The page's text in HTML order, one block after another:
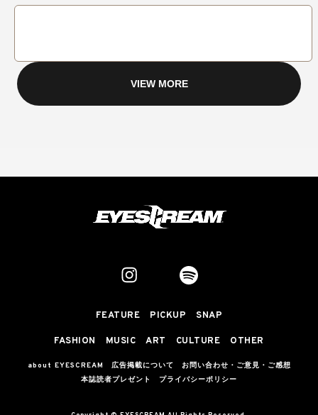
VIEW MORE
FEATURE PICKUP SNAP
FASHION MUSIC ART CULTURE OTHER
about EYESCREAM 広告掲載について
お問い合わせ・ご意見・ご感想
本誌読者プレゼント
プライバシーポリシー